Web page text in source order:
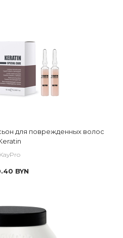
для поврежденных волос
KayPro
BYN